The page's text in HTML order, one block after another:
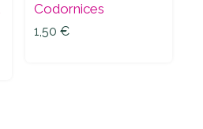
1,50€
Codornices
1,50€